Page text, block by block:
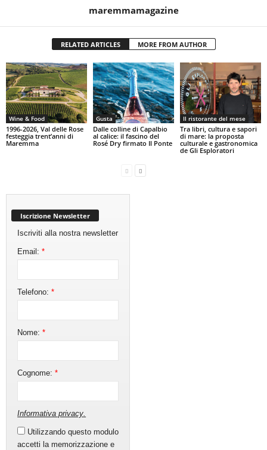
maremmamagazine
RELATED ARTICLES MORE FROM AUTHOR
Wine & Food
1996-2026, Val delle Rose
festeggia trent’anni di
Maremma
Gusta
Dalle colline di Capalbio
al calice: il fascino del
Rosé Dry firmato Il Ponte
Il ristorante del mese
Tra libri, cultura e sapori
di mare: la proposta
culturale e gastronomica
de Gli Esploratori
Iscrizione Newsletter
Iscriviti alla nostra newsletter
Email:*
Telefono:*
Nome:*
Cognome:*
Informativa privacy.
Utilizzando questo modulo
accetti la memorizzazione e